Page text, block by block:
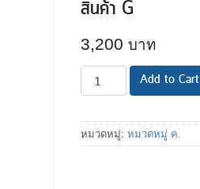
สินค้า G
3,200
จำนวน
สินค้า
ชิ้น
Add to Cart
หมวดหมู่: หมวดหมู่ ค.